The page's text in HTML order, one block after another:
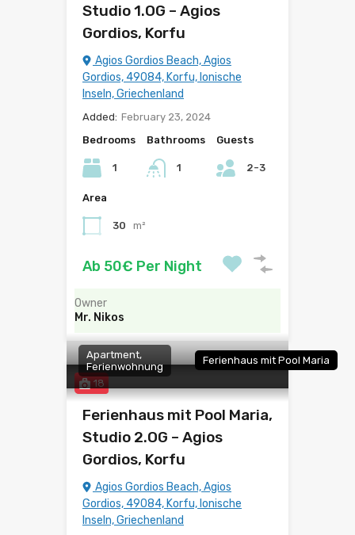
Studio 1.OG – Agios
Gordios, Korfu
Agios Gordios Beach, Agios
Gordios, 49084, Korfu, Ionische
Inseln, Griechenland
Added: February 23, 2024
Bedrooms
1
Bathrooms
1
Guests
2-3
Area
30 m²
Ab 50€ Per Night
Owner
Mr. Nikos
18
Apartment,
Ferienwohnung
Ferienhaus mit Pool Maria
Ferienhaus mit Pool Maria,
Studio 2.OG – Agios
Gordios, Korfu
Agios Gordios Beach, Agios
Gordios, 49084, Korfu, Ionische
Inseln, Griechenland